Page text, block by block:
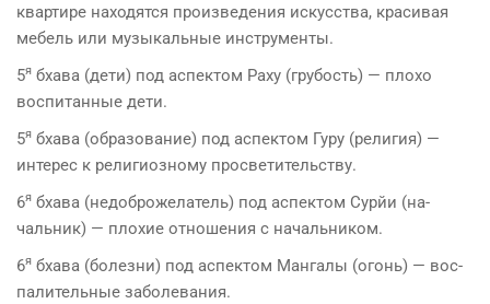
квартире находятся произведения искусства, красивая
мебель или музыкальные инструменты.
5я бхава (дети) под аспектом Раху (грубость) — плохо
воспитанные дети.
5я бхава (образование) под аспектом Гуру (рели­гия) —
интерес к религиозному просветительству.
6я бхава (недоброжелатель) под аспектом Сурйи (на­
чальник) — плохие отношения с начальником.
6я бхава (болезни) под аспектом Мангалы (огонь) — вос­
палительные заболевания.